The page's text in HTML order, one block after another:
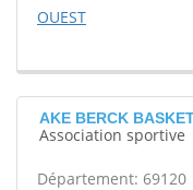
OUEST
AKE BERCK
Association sportive
Département: 69120